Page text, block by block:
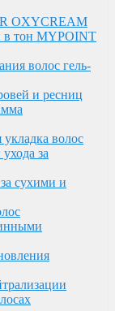
для рук
работы сальных
за вьющимися
роста волос
восстановление
OXYCREAM
в тон MYPOINT
волос гель-
и ресниц
волос
за
сухими и